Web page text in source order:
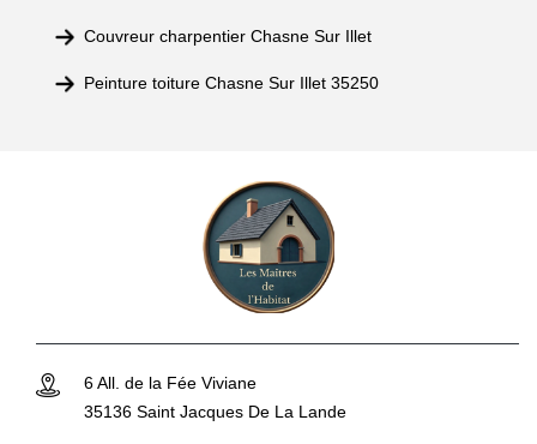
Couvreur charpentier Chasne Sur Illet
Peinture toiture Chasne Sur Illet 35250
6 All. de la Fée Viviane
35136 Saint Jacques De La Lande